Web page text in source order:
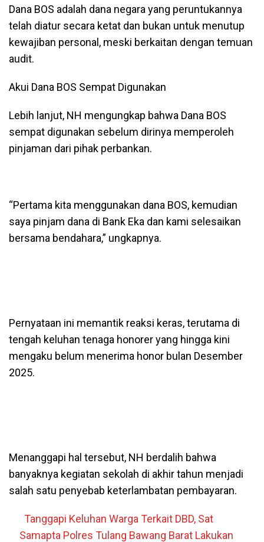
Dana BOS adalah dana negara yang peruntukannya
telah diatur secara ketat dan bukan untuk menutup
kewajiban personal, meski berkaitan dengan temuan
audit.
Akui Dana BOS Sempat Digunakan
Lebih lanjut, NH mengungkap bahwa Dana BOS
sempat digunakan sebelum dirinya memperoleh
pinjaman dari pihak perbankan.
“Pertama kita menggunakan dana BOS, kemudian
saya pinjam dana di Bank Eka dan kami selesaikan
bersama bendahara,” ungkapnya.
Pernyataan ini memantik reaksi keras, terutama di
tengah keluhan tenaga honorer yang hingga kini
mengaku belum menerima honor bulan Desember
2025.
Menanggapi hal tersebut, NH berdalih bahwa
banyaknya kegiatan sekolah di akhir tahun menjadi
salah satu penyebab keterlambatan pembayaran.
Tanggapi Keluhan Warga Terkait DBD, Sat
Samapta Polres Tulang Bawang Barat Lakukan